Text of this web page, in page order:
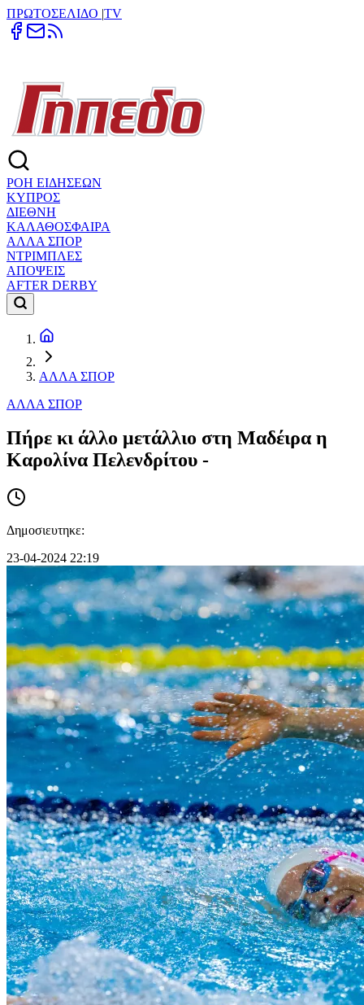
ΠΡΩΤΟΣΕΛΙΔΟ |TV
ΡΟΗ ΕΙΔΗΣΕΩΝ
ΚΥΠΡΟΣ
ΔΙΕΘΝΗ
ΚΑΛΑΘΟΣΦΑΙΡΑ
ΑΛΛΑ ΣΠΟΡ
ΝΤΡΙΜΠΛΕΣ
ΑΠΟΨΕΙΣ
AFTER DERBY
ΑΛΛΑ ΣΠΟΡ
ΑΛΛΑ ΣΠΟΡ
Πήρε κι άλλο μετάλλιο στη Μαδέιρα η
Καρολίνα Πελενδρίτου -
Δημοσιευτηκε:
23-04-2024 22:19